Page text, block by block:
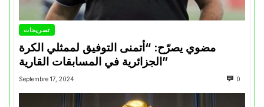
تصريحات
مضوي يصرّح: “أتمنى التوفيق لممثلي الكرة
الجزائرية في المسابقات القارية”
Septembre 17, 2024 0